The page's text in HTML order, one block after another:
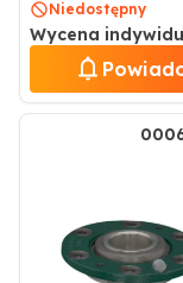
Przystawka do
kukurydzy
/ 9902521
Niedostępny
Wycena